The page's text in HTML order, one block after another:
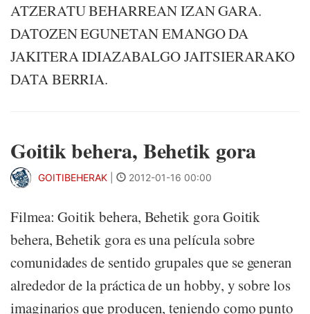
ATZERATU BEHARREAN IZAN GARA.
DATOZEN EGUNETAN EMANGO DA
JAKITERA IDIAZABALGO JAITSIERARAKO
DATA BERRIA.
Goitik behera, Behetik gora
GOITIBEHERAK 2012-01-16 00:00
Filmea: Goitik behera, Behetik gora Goitik
behera, Behetik gora es una película sobre
comunidades de sentido grupales que se generan
alrededor de la práctica de un hobby, y sobre los
imaginarios que producen, teniendo como punto